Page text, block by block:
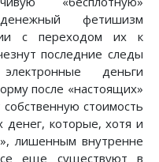
фетишизм
с переходом их к
последние следы
деньги
после «настоящих»
стоимость
которые, хотя и
лишенным внутренне
еще существуют в